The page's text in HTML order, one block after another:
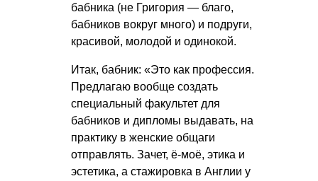
бабника (не Григория — благо,
бабников вокруг много) и подруги,
красивой, молодой и одинокой.
Итак, бабник: «Это как профессия.
Предлагаю вообще создать
специальный факультет для
бабников и дипломы выдавать, на
практику в женские общаги
отправлять. Зачет, ё-моё, этика и
эстетика, а стажировка в Англии у